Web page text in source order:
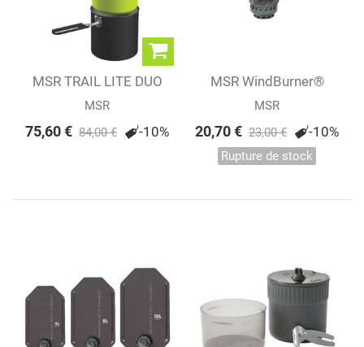
MSR TRAIL LITE DUO
SYSTEM
MSR
75,60 € 84,00 € -10%
MSR WindBurner®
Coffee Press Kit...
MSR
20,70 € 23,00 € -10%
Rupture de stock